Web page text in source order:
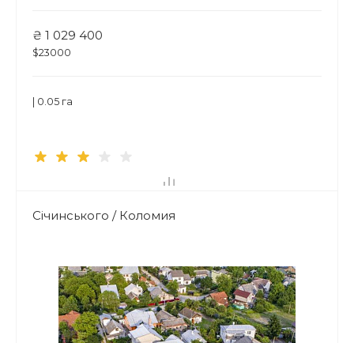
₴ 1 029 400
$23000
| 0.05 га
Січинського / Коломия